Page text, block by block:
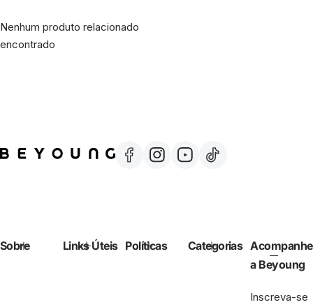
Nenhum produto relacionado
encontrado
Sobre Links Úteis Políticas Categorias Acompanhe
a Beyoung
Inscreva-se